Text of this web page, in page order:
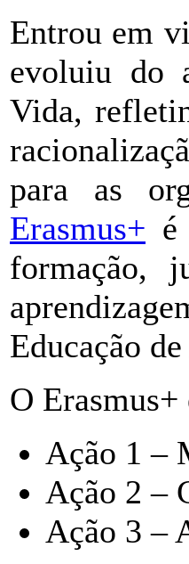
Entrou em
evoluiu do
Vida,
para as
Erasmus+ é
formação,
Educação
O Erasmus+
Ação 1 –
Ação 2 –
Ação 3 –